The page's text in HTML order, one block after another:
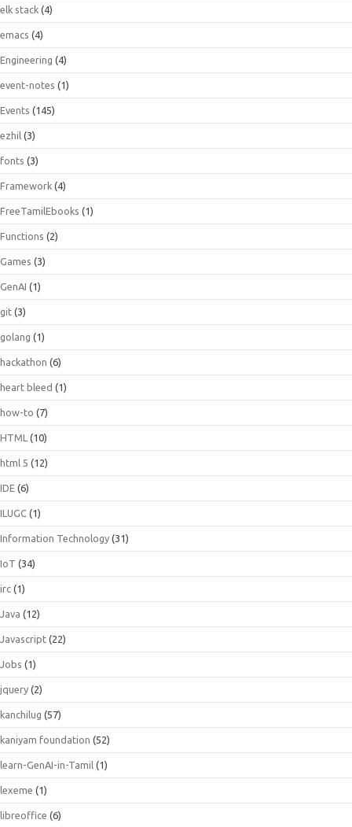
elk stack (4)
emacs (4)
Engineering (4)
event-notes (1)
Events (145)
ezhil (3)
fonts (3)
Framework (4)
FreeTamilEbooks (1)
Functions (2)
Games (3)
GenAI (1)
git (3)
golang (1)
hackathon (6)
heart bleed (1)
how-to (7)
HTML (10)
html 5 (12)
IDE (6)
ILUGC (1)
Information Technology (31)
IoT (34)
irc (1)
Java (12)
Javascript (22)
Jobs (1)
jquery (2)
kanchilug (57)
kaniyam foundation (52)
learn-GenAI-in-Tamil (1)
lexeme (1)
libreoffice (6)